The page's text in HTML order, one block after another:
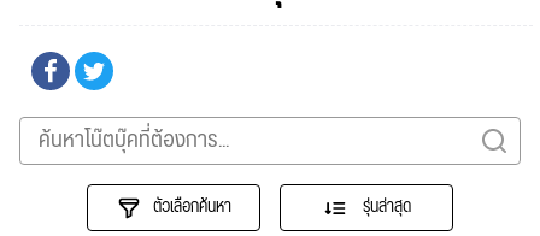
ตัวเลือกค้นหา รุ่นล่าสุด